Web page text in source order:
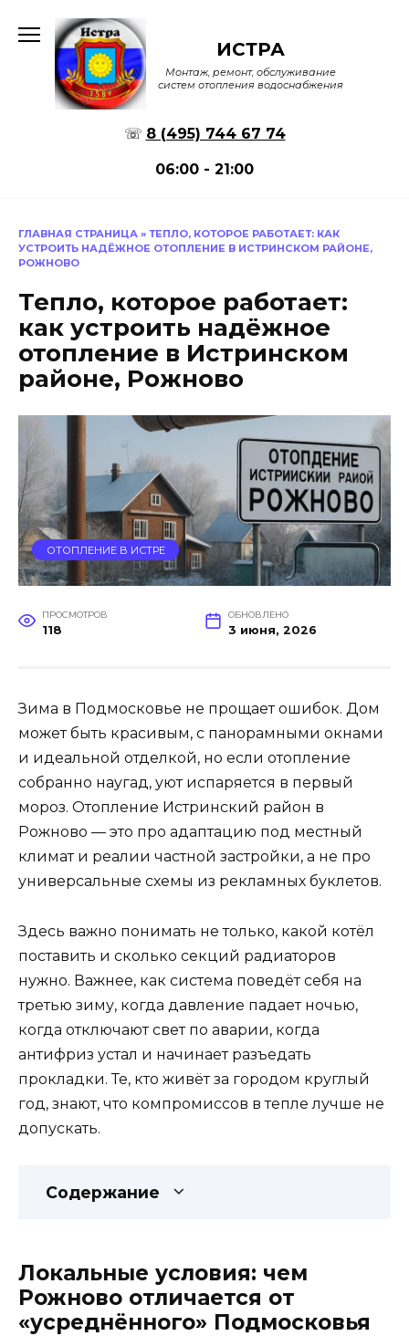
содержанию
ИСТРА
Монтаж, ремонт, обслуживание
систем отопления водоснабжения
☏ 8 (495) 744 67 74
06:00 - 21:00
ГЛАВНАЯ СТРАНИЦА » ТЕПЛО, КОТОРОЕ РАБОТАЕТ: КАК
УСТРОИТЬ НАДЁЖНОЕ ОТОПЛЕНИЕ В ИСТРИНСКОМ РАЙОНЕ,
РОЖНОВО
Тепло, которое работает:
как устроить надёжное
отопление в Истринском
районе, Рожново
ОТОПЛЕНИЕ В ИСТРЕ
ПРОСМОТРОВ
118
ОБНОВЛЕНО
3 июня, 2026
Зима в Подмосковье не прощает ошибок. Дом
может быть красивым, с панорамными окнами
и идеальной отделкой, но если отопление
собранно наугад, уют испаряется в первый
мороз. Отопление Истринский район в
Рожново — это про адаптацию под местный
климат и реалии частной застройки, а не про
универсальные схемы из рекламных буклетов.
Здесь важно понимать не только, какой котёл
поставить и сколько секций радиаторов
нужно. Важнее, как система поведёт себя на
третью зиму, когда давление падает ночью,
когда отключают свет по аварии, когда
антифриз устал и начинает разъедать
прокладки. Те, кто живёт за городом круглый
год, знают, что компромиссов в тепле лучше не
допускать.
Содержание
Локальные условия: чем
Рожново отличается от
«усреднённого» Подмосковья